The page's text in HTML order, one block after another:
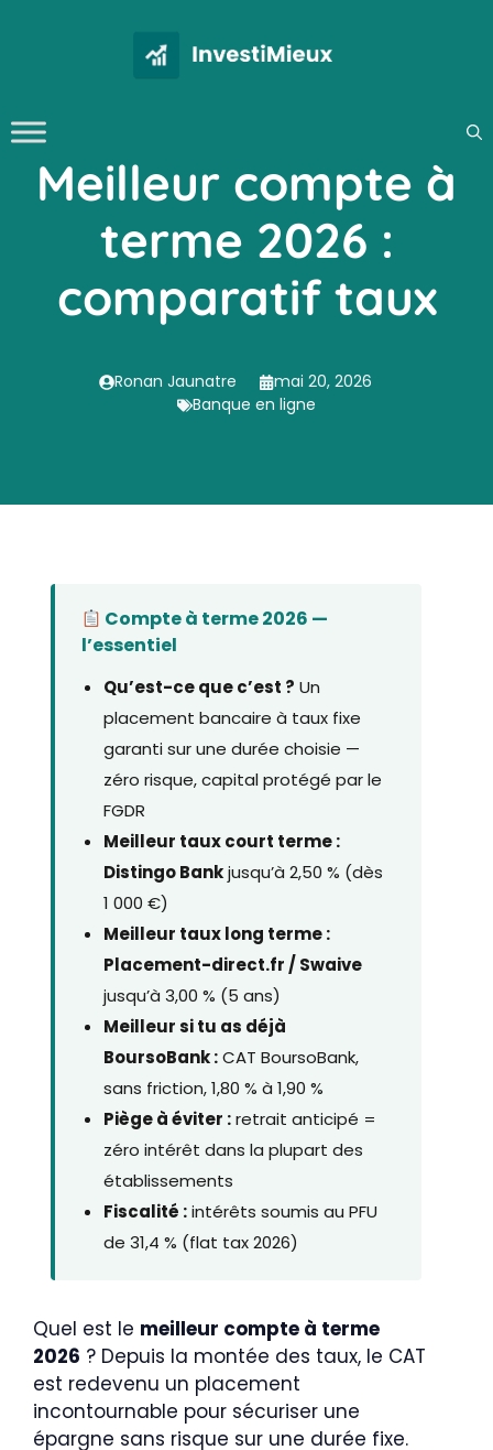
Meilleur compte à
terme 2026 :
comparatif taux
Ronan Jaunatre
mai 20, 2026
Banque en ligne
Compte à terme 2026 —
l’essentiel
Qu’est-ce que c’est ? Un
placement bancaire à taux fixe
garanti sur une durée choisie —
zéro risque, capital protégé par le
FGDR
Meilleur taux court terme :
Distingo Bankjusqu’à 2,50 % (dès
1 000 €)
Meilleur taux long terme :
Placement-direct.fr / Swaive
jusqu’à 3,00 % (5 ans)
Meilleur si tu as déjà
BoursoBank :CAT BoursoBank,
sans friction, 1,80 % à 1,90 %
Piège à éviter :retrait anticipé =
zéro intérêt dans la plupart des
établissements
Fiscalité :intérêts soumis au PFU
de 31,4 % (flat tax 2026)
Quel est le meilleur compte à terme
2026 ? Depuis la montée des taux, le CAT
est redevenu un placement
incontournable pour sécuriser une
épargne sans risque sur une durée fixe.